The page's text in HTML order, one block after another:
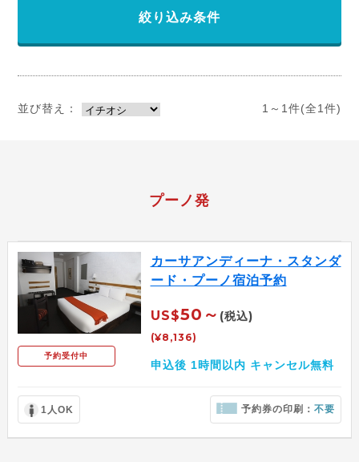
絞り込み条件
並び替え： 1～1件(全1件)
プーノ発
予約受付中
カーサアンディーナ・スタンダ
ード・プーノ宿泊予約
US$50～ (税込)
(¥8,136)
申込後 1時間以内 キャンセル無料
1人OK 予約券の印刷：不要